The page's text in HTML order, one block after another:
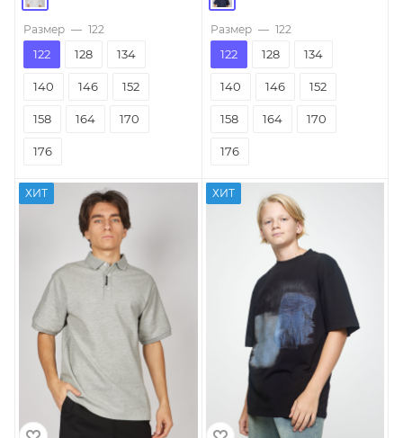
Размер — 122
122 128 134
140 146 152
158 164 170
176
Размер — 122
122 128 134
140 146 152
158 164 170
176
ХИТ ХИТ